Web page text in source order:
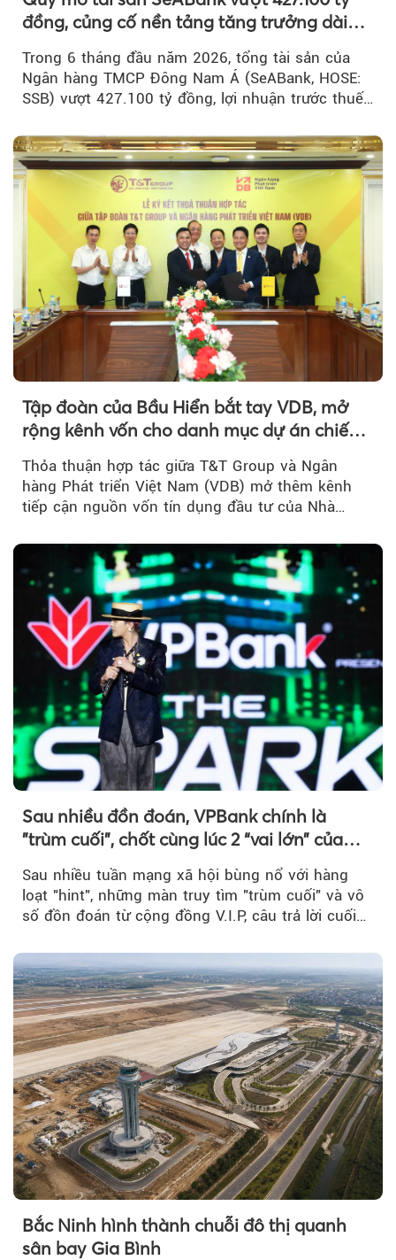
đồng, củng cố nền tảng tăng trưởng dài
Trong 6 tháng đầu năm 2026, tổng tài sản của
Ngân hàng TMCP Đông Nam Á (SeABank, HOSE:
SSB) vượt 427.100 tỷ đồng, lợi nhuận trước thuế
Tập đoàn của Bầu Hiển bắt tay VDB, mở
rộng kênh vốn cho danh mục dự án chiến
Thỏa thuận hợp tác giữa T&T Group và Ngân
hàng Phát triển Việt Nam (VDB) mở thêm kênh
tiếp cận nguồn vốn tín dụng đầu tư của Nhà
Sau nhiều đồn đoán, VPBank chính là
"trùm cuối", chốt cùng lúc 2 “vai lớn” của
BIGBANG World Tour tại Việt Nam
Sau nhiều tuần mạng xã hội bùng nổ với hàng
loạt "hint", những màn truy tìm "trùm cuối" và vô
số đồn đoán từ cộng đồng V.I.P, câu trả lời cuối
Bắc Ninh hình thành chuỗi đô thị quanh
sân bay Gia Bình